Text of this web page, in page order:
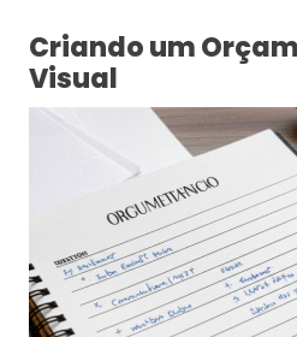
Criando um
Visual